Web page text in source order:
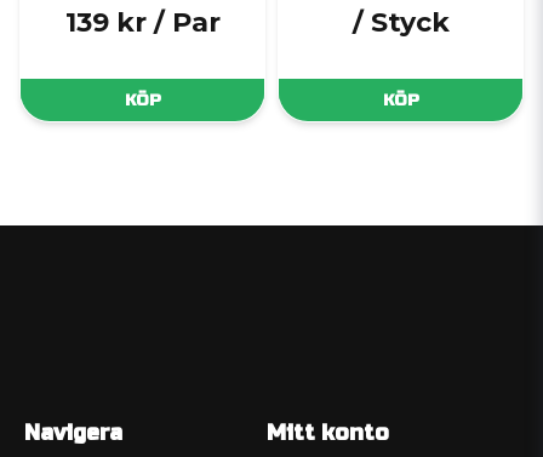
139 kr / Par
KÖP
/ Styck
KÖP
Navigera Mitt konto